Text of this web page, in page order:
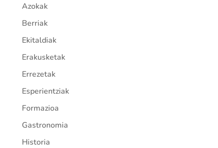
Azokak
Berriak
Ekitaldiak
Erakusketak
Errezetak
Esperientziak
Formazioa
Gastronomia
Historia